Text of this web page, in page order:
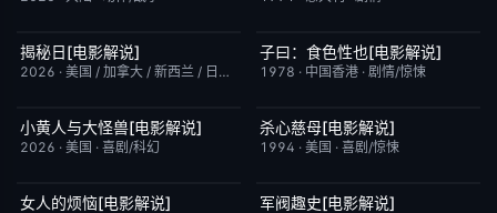
已完结
揭秘日[电影解说]
2026 · 美国 / 加拿大 / 新西兰 / 日本 剧情/科幻
已完结
子曰：食色性也[电影解说]
1978 · 中国香港 · 剧情/惊悚
已完结
小黄人与大怪兽[电影解说]
2026 · 美国 · 喜剧/科幻
已完结
杀心慈母[电影解说]
1994 · 美国 · 喜剧/惊悚
已完结
女人的烦恼[电影解说] 已完结
军阀趣史[电影解说]